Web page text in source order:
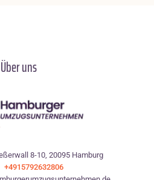
Über uns
8-10, 20095 Hamburg
+4915792632806